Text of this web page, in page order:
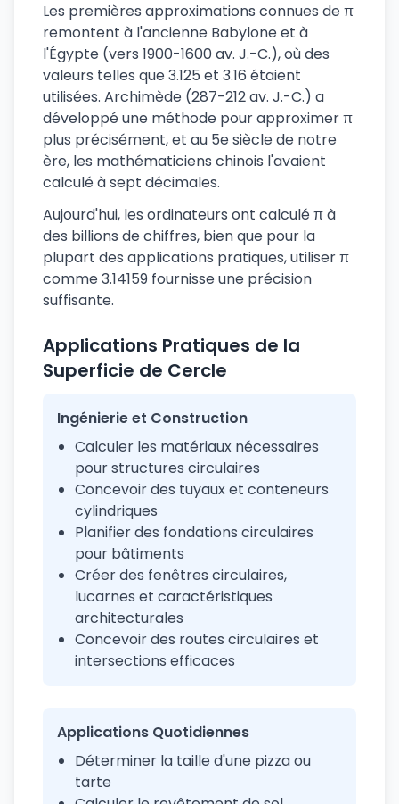
Les premières approximations connues de π
remontent à l'ancienne Babylone et à
l'Égypte (vers 1900-1600 av. J.-C.), où des
valeurs telles que 3.125 et 3.16 étaient
utilisées. Archimède (287-212 av. J.-C.) a
développé une méthode pour approximer π
plus précisément, et au 5e siècle de notre
ère, les mathématiciens chinois l'avaient
calculé à sept décimales.
Aujourd'hui, les ordinateurs ont calculé π à
des billions de chiffres, bien que pour la
plupart des applications pratiques, utiliser π
comme 3.14159 fournisse une précision
suffisante.
Applications Pratiques de la
Superficie de Cercle
Ingénierie et Construction
Calculer les matériaux nécessaires
pour structures circulaires
Concevoir des tuyaux et conteneurs
cylindriques
Planifier des fondations circulaires
pour bâtiments
Créer des fenêtres circulaires,
lucarnes et caractéristiques
architecturales
Concevoir des routes circulaires et
intersections efficaces
Applications Quotidiennes
Déterminer la taille d'une pizza ou
tarte